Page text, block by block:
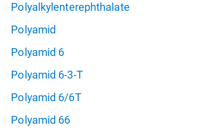
Polyalkylenterephthalate
Polyamid
Polyamid 6
Polyamid 6-3-T
Polyamid 6/6T
Polyamid 66